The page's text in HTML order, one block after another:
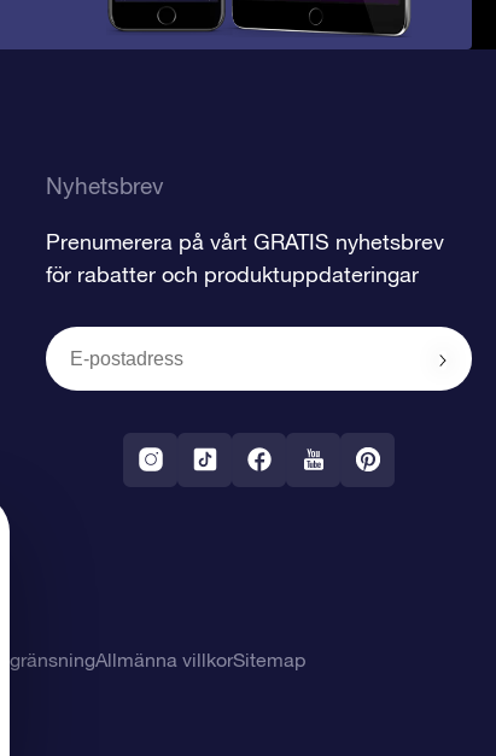
Nyhetsbrev
Prenumerera på vårt GRATIS nyhetsbrev
för rabatter och produktuppdateringar
Allmänna villkorSitemap